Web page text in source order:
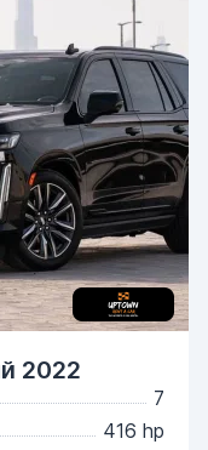
2022
7
416 hp